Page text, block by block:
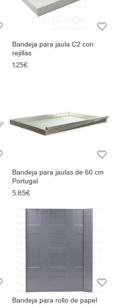
Bandeja para jaula C2 con
rejillas
1.25€
Bandeja para jaulas de 60 cm
Portugal
5.85€
Bandeja para rollo de papel